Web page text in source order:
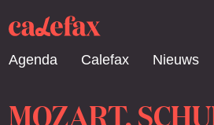
Agenda Calefax Nieuws
MOZART,